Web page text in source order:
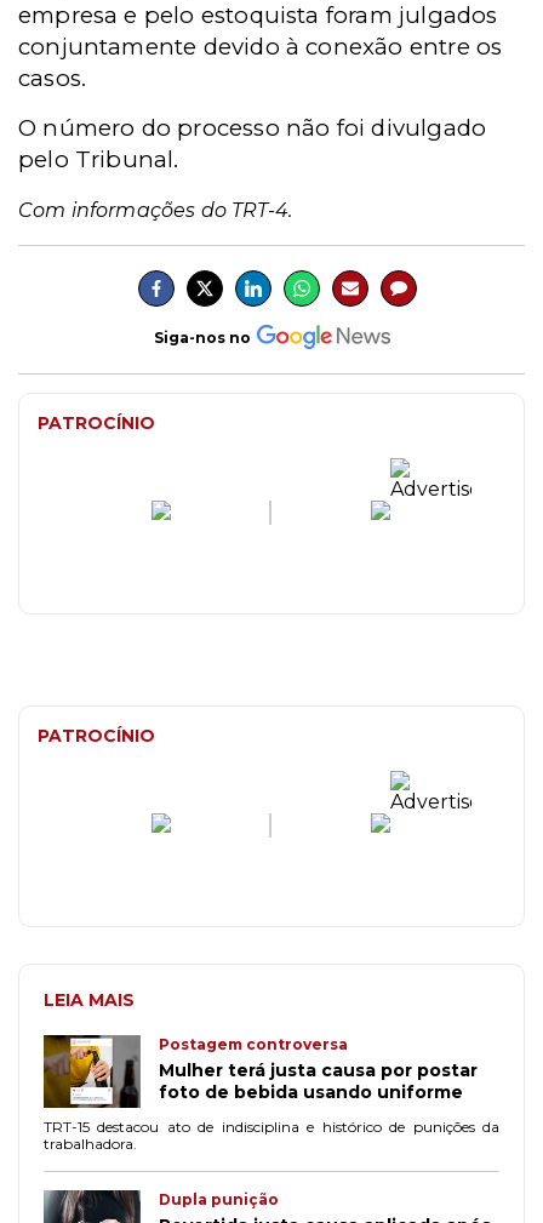
empresa e pelo estoquista foram julgados
conjuntamente devido à conexão entre os
casos.
O número do processo não foi divulgado
pelo Tribunal.
Com informações do TRT-4.
Siga-nos no
PATROCÍNIO
PATROCÍNIO
LEIA MAIS
Postagem controversa
Mulher terá justa causa por postar
foto de bebida usando uniforme
TRT-15 destacou ato de indisciplina e histórico de punições da
trabalhadora.
Dupla punição